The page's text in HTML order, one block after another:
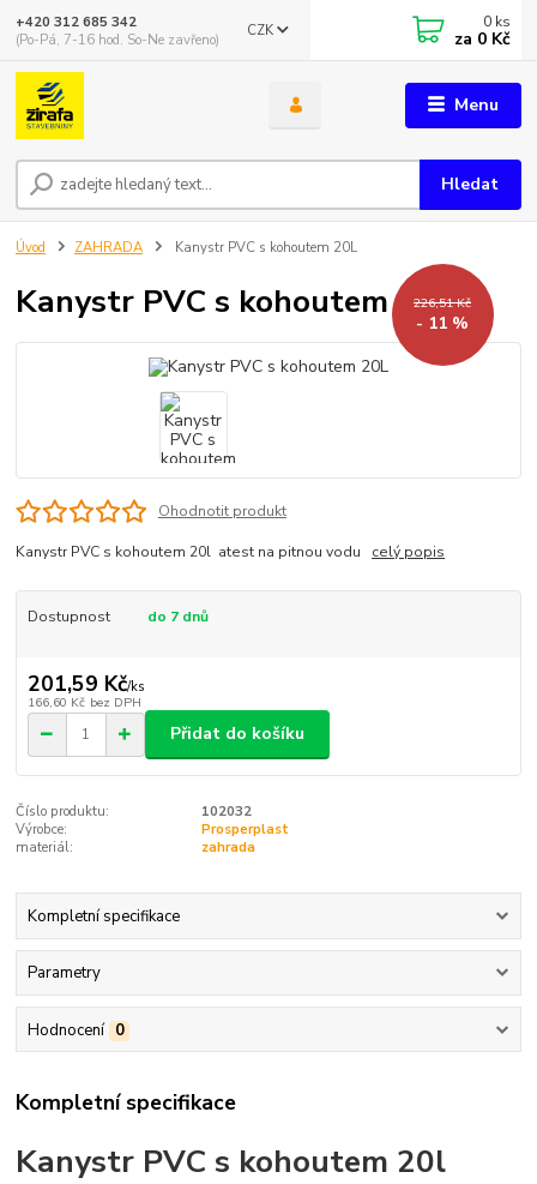
Menu
CZK
Hledat
+420 312 685 342
(Po-Pá, 7-16 hod. So-Ne zavřeno)
0 ks
za 0 Kč
Úvod ZAHRADA Kanystr PVC s kohoutem 20L
Kanystr PVC s kohoutem 20L
226,51 Kč
- 11 %
Ohodnotit produkt
Kanystr PVC s kohoutem 20l atest na pitnou vodu celý popis
Dostupnost do 7 dnů
201,59 Kč/ks
166,60 Kč bez DPH
Přidat do košíku
Číslo produktu:
102032
Výrobce:
Prosperplast
materiál:
zahrada
Kompletní specifikace
Parametry
Hodnocení 0
Kompletní specifikace
Kanystr PVC s kohoutem 20l